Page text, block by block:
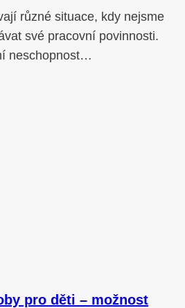
různé situace, kdy nejsme
své pracovní povinnosti.
neschopnost…
pro děti – možnost